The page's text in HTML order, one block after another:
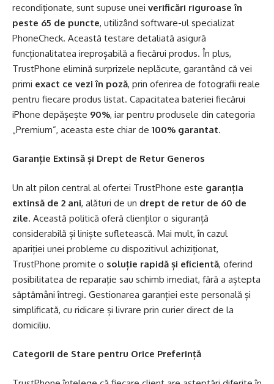
recondiționate, sunt supuse unei verificări riguroase în
peste 65 de puncte, utilizând software-ul specializat
PhoneCheck. Această testare detaliată asigură
funcționalitatea ireproșabilă a fiecărui produs. În plus,
TrustPhone elimină surprizele neplăcute, garantând că vei
primi exact ce vezi în poză, prin oferirea de fotografii reale
pentru fiecare produs listat. Capacitatea bateriei fiecărui
iPhone depășește 90%, iar pentru produsele din categoria
„Premium”, aceasta este chiar de 100% garantat.
Garanție Extinsă și Drept de Retur Generos
Un alt pilon central al ofertei TrustPhone este garanția
extinsă de 2 ani, alături de un drept de retur de 60 de
zile. Această politică oferă clienților o siguranță
considerabilă și liniște sufletească. Mai mult, în cazul
apariției unei probleme cu dispozitivul achiziționat,
TrustPhone promite o soluție rapidă și eficientă, oferind
posibilitatea de reparație sau schimb imediat, fără a aștepta
săptămâni întregi. Gestionarea garanției este personală și
simplificată, cu ridicare și livrare prin curier direct de la
domiciliu.
Categorii de Stare pentru Orice Preferință